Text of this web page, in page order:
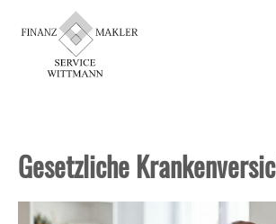
Gesetzliche